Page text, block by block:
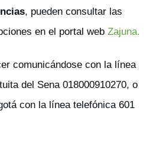
, pueden consultar las
en el portal web Zajuna.
comunicándose con la línea
del Sena 018000910270, o
con la línea telefónica 601